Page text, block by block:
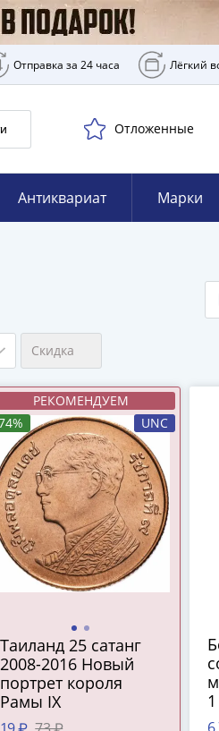
Отправка за 24 часа Лёгкий
Отложенные
Антиквариат Марки
Скидка
РЕКОМЕНДУЕМ
UNC
Таиланд 25 сатанг
2008-2016 Новый
портрет короля
Рамы IX